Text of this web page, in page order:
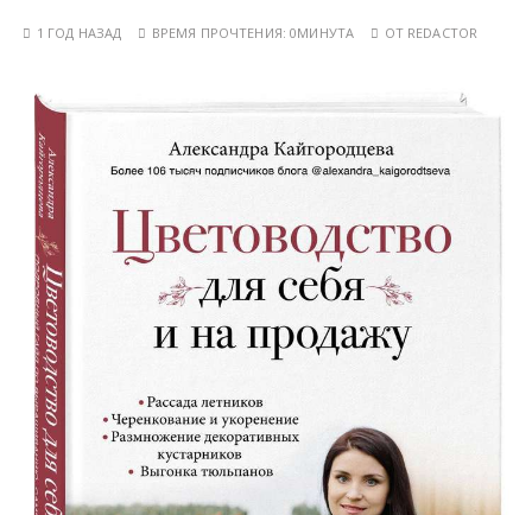
1 ГОД НАЗАД ВРЕМЯ ПРОЧТЕНИЯ:0МИНУТА ОТ REDACTOR